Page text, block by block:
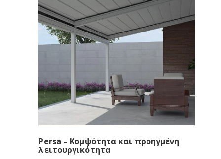
Persa – Κομψότητα και προηγμένη
λειτουργικότητα